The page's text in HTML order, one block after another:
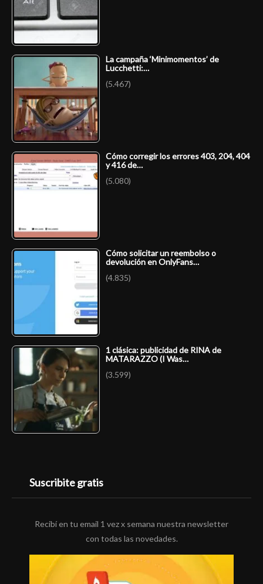
La campaña ‘Minimomentos’ de
Lucchetti:…
(5.467)
Cómo corregir los errores 403, 204, 404
y 416 de…
(5.080)
Cómo solicitar un reembolso o
devolución en OnlyFans…
(4.835)
1 clásica: publicidad de RINA de
MATARAZZO (I Was…
(3.599)
Suscribite gratis
Recibí en tu email 1 vez x semana nuestra newsletter
con todas las novedades.